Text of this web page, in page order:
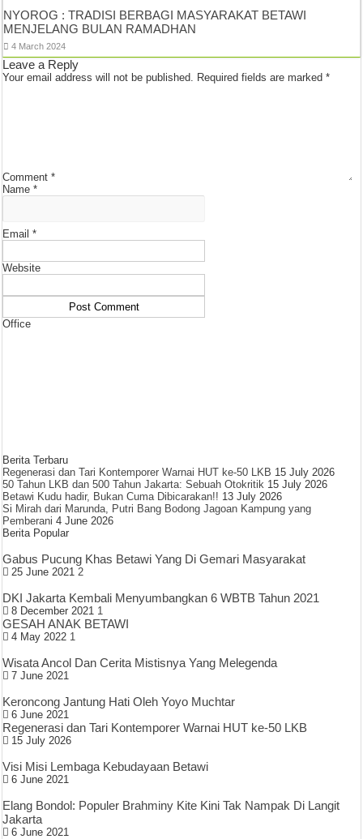
NYOROG : TRADISI BERBAGI MASYARAKAT BETAWI
MENJELANG BULAN RAMADHAN
4 March 2024
Leave a Reply
Your email address will not be published. Required fields are marked*
Comment*
Name*
Email*
Website
Office
Berita Terbaru
Regenerasi dan Tari Kontemporer Warnai HUT ke-50 LKB 15 July 2026
50 Tahun LKB dan 500 Tahun Jakarta: Sebuah Otokritik 15 July 2026
Betawi Kudu hadir, Bukan Cuma Dibicarakan!! 13 July 2026
Si Mirah dari Marunda, Putri Bang Bodong Jagoan Kampung yang
Pemberani 4 June 2026
Berita Popular
Gabus Pucung Khas Betawi Yang Di Gemari Masyarakat
25 June 2021 2
DKI Jakarta Kembali Menyumbangkan 6 WBTB Tahun 2021
8 December 2021 1
GESAH ANAK BETAWI
4 May 2022 1
Wisata Ancol Dan Cerita Mistisnya Yang Melegenda
7 June 2021
Keroncong Jantung Hati Oleh Yoyo Muchtar
6 June 2021
Regenerasi dan Tari Kontemporer Warnai HUT ke-50 LKB
15 July 2026
Visi Misi Lembaga Kebudayaan Betawi
6 June 2021
Elang Bondol: Populer Brahminy Kite Kini Tak Nampak Di Langit
Jakarta
6 June 2021